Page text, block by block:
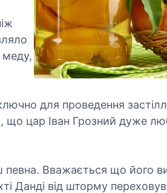
меду,
для проведення
що цар Іван Грозний дуже
Вважається що його
Данді від шторму